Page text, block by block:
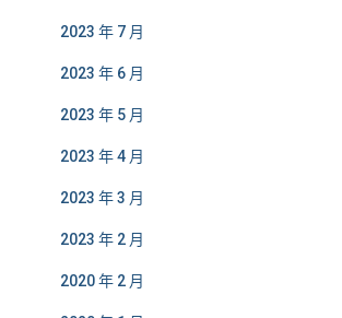
2023 年 7 月
2023 年 6 月
2023 年 5 月
2023 年 4 月
2023 年 3 月
2023 年 2 月
2020 年 2 月